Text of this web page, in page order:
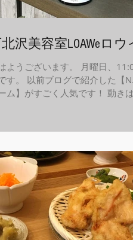
沢美容室LOAWeロウ
ようございます。 月曜日、
す。 以前ブログで紹介した【N.
ム】がすごく人気です！ 動きは
【moii】というのもあり、こち